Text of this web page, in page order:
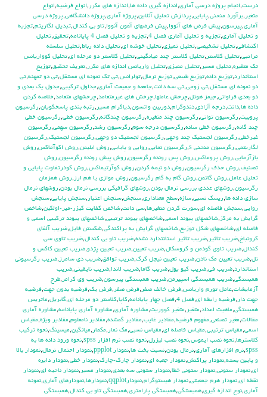
درست,انجام پروژه درسي آماري,اندازه گيري داده ها,اندازه هاي مكرر ,انواع فرضيه,انواع
متغير ,برآورد منحني,پايايي,پردازش تحليل آنلاين,پروژه آماري,پروژه دانشگاهي,پروژه درسي
آماري,پيرسون,پيش فرض هاي آنووا,پيش فرضهاي آ‍مون آنووا,تاو بي کندال,تبديل لگاريتم,تجزيه
و تحليل آماري,تجزيه و تحليل آماري فصل 4 ,تجزيه و تحليل فصل 4 پايانامه ,تحقيق,تحليل
اكتشافي,تحليل تشخيصي,تحليل تميزي,تحليل خوشه اي,تحليل داده رباط,تحليل سلسله
مراتبي,تحليل كلاستر ,تحليل كلاستر چند ميانگيني,تحليل كلاستر دو مرحله اي,تحليل كوواريانس
تك متغيره,تحليل مسير ,تحليل مميزي,تحليل واريانس اندازه هاي مكرر ,تعريف تحقيق,توزيع
استاندارد,توزيع داده,توزيع طبيعي,توزيع نرمال,تولرانس,تي تک نمونه اي مستقل,تي دو تمهنه,تي
دو نمونه اي مستقل,تي زوجي,تي سه دانت,جامعه و جميعت آماري,جداول تركيبي,جدول يك بعدي و
دو بعدي فراواني,جيمز هوئل,چرخش عاملها,چرخش هاي غيرمتعامد,چرخشهاي متعامد,خلاصه كردن
داده ها,دانت,درجه آزادي,دندوگرام,دوربين واتسون,دياگرام مسير ,رتبه بندي پاسخگويان,رگرسيون
پروبيت,رگرسيون تواني,رگرسيون چند متغيره,رگرسيون چندگانه,رگرسيون خطي,رگرسيون خطي
چند گانه,رگرسيون خطي ساده,رگرسيون درجه سوم,رگرسيون رشد,رگرسيون سهمي,رگرسيون
غيرخطي,رگرسيون لجستيك چند وجهي,رگرسيون لجستيك دو وجهي,رگرسيون لجستيک,رگرسيون
لگاريتمي,رگرسيون منحني s ,رگرسيون نمايي,روايي و پايايي,روش ابليمن,روش اكوآماكس,روش
بازآزمايي,روش پروماكس,روش پس رونده رگرسيون,روش پيش رونده رگرسيون,روش
تصنيف,روش حذف رگرسيون,روش دو نيمه كردن,روش كوآرتيماكس,روش كودرتفاوت پايايي و
تحليل عامل,روش گاتمن,روش گام به گام رگرسيون,روش موازي يا هم ارز ,روش همزمان
رگرسيون,روشهاي عددي بررسي نرمال بودن,روشهاي گرافيكي بررسي نرمال بودن,روشهاي نرمال
سازي داده ها,ريسك نسبي,سازه,سطح معناداري,سنجش,سنجش اعتبار ,سنجش پايايي,سنجش
روايي,سنجش فاصله اي,سورت كردن متغيرها,سي دانت,شاخص كفايت كيزر-مير-اولكين,شاخص
گرايش به مركز ,شاخصهاي پيوند اسمي,شاخصهاي پيوند ترتيبي,شاخصهاي پيوند تركيبي اسمي و
فاصله اي,شاخصهاي شكل توزيع,شاخصهاي گرايش به پراكندگي,شكستن فايل,ضريب آلفاي
کرونباخ,ضريب تاثير ,ضريب تاثير استانتدارد نشده,ضريب تاو بي كندال,ضريب تاوي سي
كندال,ضريب تاوي گودمن و كروسكال,ضريب تعيين,ضريب تعيين پژدو,ضريب تعيين كاكس و
نل,ضريب تعيين مك نادن,ضريب تعيين نيجل كرك,ضريب توافق,ضريب دي سامرز ,ضريب رگرسيوني
استاندارد,ضريب في,ضريب كيو يول,ضريب گاما,ضريب لاندا,ضريب نايقيني,ضريب
همبستگي,ضريب همبستگي اسپيرمن,ضريب همبستگي پيرسون,ضريب وي كرامر ,طرح
آزمايشات,عامل تورم واريانس,فرض خالف صفر ,فرض صفر ,فرض يك,فرضيه بدون جهت,فرضيه
جهت دار ,فرضيه رابطه اي,فصل 4 ,فصل چهار پايانامه,كاپا,كلاستر دو مرحله اي,گابريل,ماتريس
همبستگي,ماهيت اعداد,متغير ,متغير كووريت,مشاوره آماري,مشاوره آماري پايانامه,مشاوره آماري
مقالات,مغير تصنعي,مفهوم فرضيه,مقادير غايب,مقادير گمشده,مقادير نامعلوم,مقادير ويژه,مقياس
اسمي,مقياس ترتيبي,مقياس فاصله اي,مقياس نسبي,مك نمار ,مكمار ,ميانگين,ميسينگ,نحوه تركيب
كلاسترها,نحوه نصب ايموس,نحوه نصب ليزرل,نحوه نصب نرم افزار spss ,نحوه ورود داده ها به
spss
,نرم افزارهاي آماري,نرمال بودن,نسبت بخت ها,نمودار ppplot ,نمودار احتمال نرمال,نمودار بالا
و پايين بسته,نمودار پراكنش,نمودار جعبه اي,نمودار چارك-چارك,نمودار خطي,نمودار دايره
اي,نمودار ستوني,نمودار ستوني خطا,نمودار ستوني سه بعدي,نمودار مسير ,نمودار ناحيه اي,نمودار
نقطه اي,نمودار هرم جمعيتي,نمودار هيستوگرام,نمودارqqplot ,نمودارها,نمودارهاي آماري,نمونه
آماري,نوع اندازه گيري,همبستگي,همبستگي پارامتري,همبستگي تاو بي کندال,همبستگي